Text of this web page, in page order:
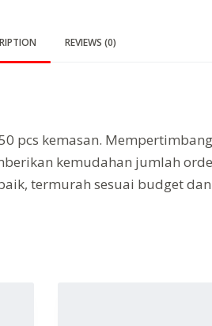
REVIEWS (0)
pcs kemasan.
kemudahan jumlah
termurah sesuai budget